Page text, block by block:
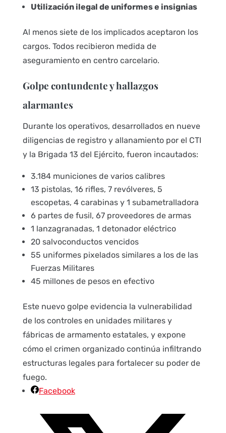
Utilización ilegal de uniformes e insignias
Al menos siete de los implicados aceptaron los
cargos. Todos recibieron medida de
aseguramiento en centro carcelario.
Golpe contundente y hallazgos
alarmantes
Durante los operativos, desarrollados en nueve
diligencias de registro y allanamiento por el CTI
y la Brigada 13 del Ejército, fueron incautados:
3.184 municiones de varios calibres
13 pistolas, 16 rifles, 7 revólveres, 5
escopetas, 4 carabinas y 1 subametralladora
6 partes de fusil, 67 proveedores de armas
1 lanzagranadas, 1 detonador eléctrico
20 salvoconductos vencidos
55 uniformes pixelados similares a los de las
Fuerzas Militares
45 millones de pesos en efectivo
Este nuevo golpe evidencia la vulnerabilidad
de los controles en unidades militares y
fábricas de armamento estatales, y expone
cómo el crimen organizado continúa infiltrando
estructuras legales para fortalecer su poder de
fuego.
Facebook